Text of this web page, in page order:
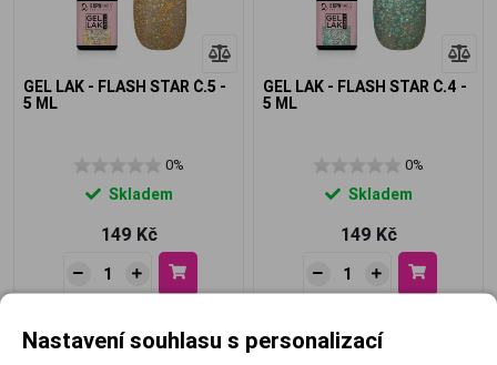
GEL LAK - FLASH STAR Č.5 -
5 ML
0%
Skladem
149 Kč
GEL LAK - FLASH STAR Č.4 -
5 ML
0%
Skladem
149 Kč
Nastavení souhlasu s personalizací